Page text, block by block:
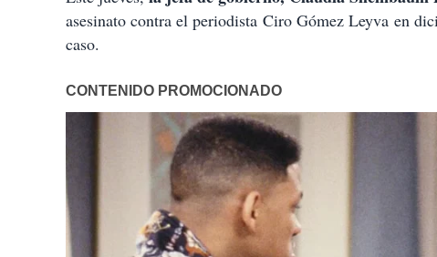
asesinato contra el periodista Ciro Gómez Leyva en
caso.